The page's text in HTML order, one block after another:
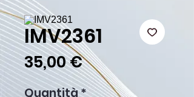
IMV2361
35,00 €Prezzo
Quantità*